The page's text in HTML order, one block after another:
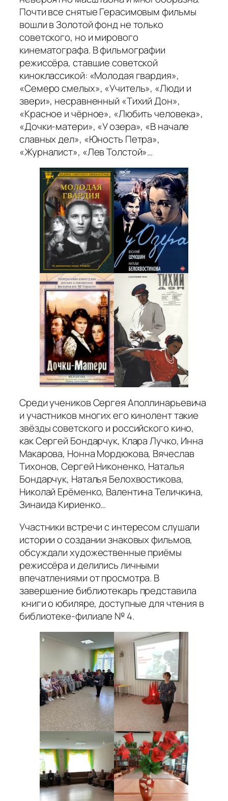
Почти все снятые Герасимовым фильмы
вошли в Золотой фонд не только
советского, но и мирового
кинематографа. В фильмографии
режиссёра, ставшие советской
киноклассикой: «Молодая гвардия»,
«Семеро смелых», «Учитель», «Люди и
звери», несравненный «Тихий Дон»,
«Красное и чёрное», «Любить человека»,
«Дочки-матери», «У озера», «В начале
славных дел», «Юность Петра»,
«Журналист», «Лев Толстой»…
Среди учеников Сергея Аполлинарьевича
и участников многих его кинолент такие
звёзды советского и российского кино,
как Сергей Бондарчук, Клара Лучко, Инна
Макарова, Нонна Мордюкова, Вячеслав
Тихонов, Сергей Никоненко, Наталья
Бондарчук, Наталья Белохвостикова,
Николай Ерёменко, Валентина Теличкина,
Зинаида Кириенко…
Участники встречи с интересом слушали
истории о создании знаковых фильмов,
обсуждали художественные приёмы
режиссёра и делились личными
впечатлениями от просмотра. В
завершение библиотекарь представила
книги о юбиляре, доступные для чтения в
библиотеке-филиале № 4.